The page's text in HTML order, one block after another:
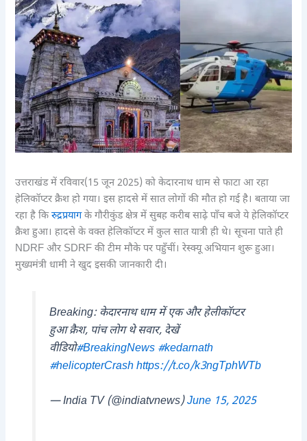
उत्तराखंड में रविवार(15 जून 2025) को केदारनाथ धाम से फाटा आ रहा
हेलिकॉप्टर क्रैश हो गया। इस हादसे में सात लोगों की मौत हो गई है। बताया जा
रहा है किरुद्रप्रयागके गौरीकुंड क्षेत्र में सुबह करीब साढ़े पाँच बजे ये हेलिकॉप्टर
क्रैश हुआ। हादसे के वक्त हेलिकॉप्टर में कुल सात यात्री ही थे। सूचना पाते ही
NDRF और SDRF की टीम मौके पर पहुँचीं। रेस्क्यू अभियान शुरू हुआ।
मुख्यमंत्री धामी ने खुद इसकी जानकारी दी।
Breaking: केदारनाथ धाम में एक और हेलीकॉप्टर
हुआ क्रैश, पांच लोग थे सवार, देखें
वीडियो#BreakingNews #kedarnath
#helicopterCrash https://t.co/k3ngTphWTb
— India TV (@indiatvnews)June 15, 2025